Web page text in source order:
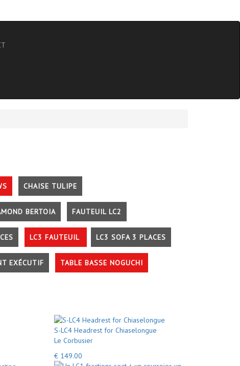
CHAISE TULIPE
BERTOIA FAUTEUIL LC2
LC3 FAUTEUIL LC3 SOFA 3 PLACES
EXÉCUTIF TABLE BASSE NOGUCHI
S-LC4 Headrest for Chiaselongue
Le Corbusier
€ 149.00